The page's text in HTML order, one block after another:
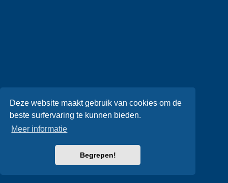
Deze website maakt gebruik van cookies om de
beste surfervaring te kunnen bieden.
Meer informatie
Begrepen!